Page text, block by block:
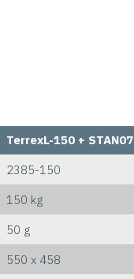
TerrexL-150 + STAN07
2385-150
150 kg
50 g
550 x 458